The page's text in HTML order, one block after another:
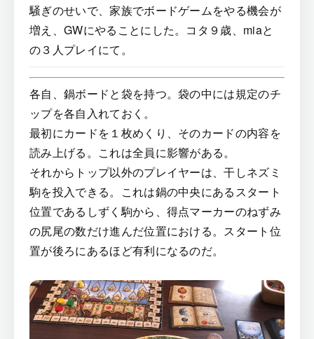
騒ぎのせいで、家族でボードゲームをやる機会が
増え、GWにやることにした。コタ９歳、miaと
の３人プレイにて。
各自、鍋ボードと袋を持つ。袋の中には規定のチ
ップを各自入れておく。
最初にカードを１枚めくり、そのカードの内容を
読み上げる。これは全員に影響がある。
それからトップ以外のプレイヤーは、干しネズミ
駒を投入できる。これは鍋の中央にあるスタート
位置であるしずく駒から、得点マーカーのねずみ
の尻尾の数だけ進んだ位置における。スタート位
置が後ろにあるほど有利になるのだ。